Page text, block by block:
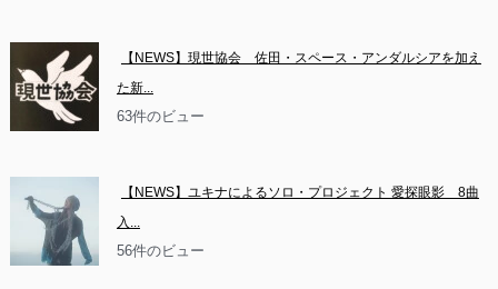
【NEWS】現世協会　佐田・スペース・アンダルシアを加え
た新...
63件のビュー
【NEWS】ユキナによるソロ・プロジェクト 愛探眼影　8曲
入...
56件のビュー